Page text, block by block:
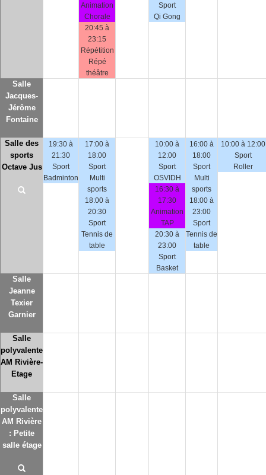
Animation
Chorale
20:45 à
23:15
Répétition
Répé
théâtre
Sport
Qi Gong
Salle
Jacques-
Jérôme
Fontaine
Salle des
sports
Octave Jus
19:30 à
21:30
Sport
Badminton
17:00 à
18:00
Sport
Multi
sports
18:00 à
20:30
Sport
Tennis de
table
10:00 à
12:00
Sport
OSVIDH
16:30 à
17:30
Animation
TAP
20:30 à
23:00
Sport
Basket
16:00 à
18:00
Sport
Multi
sports
18:00 à
23:00
Sport
Tennis de
table
10:00 à 12:00
Sport
Roller
Salle
Jeanne
Texier
Garnier
Salle
polyvalente
AM Rivière-
Etage
Salle
polyvalente
AM Rivière
: Petite
salle étage